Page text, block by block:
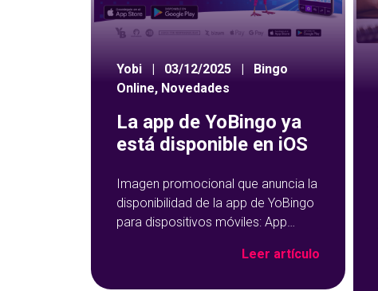
Yobi | 03/12/2025 |
Bingo
Online, Novedades
La app de YoBingo ya
está disponible en iOS
Imagen promocional que anuncia la
disponibilidad de la app de YoBingo
para dispositivos móviles: App
azul con detalles geométricos.
Leer artículo